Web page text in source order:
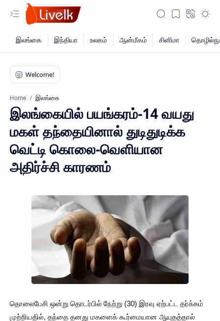
Home இலங்கை
இலங்கையில் பயங்கரம்-14 வயது
மகள் தந்தையினால் துடிதுடிக்க
வெட்டி கொலை-வெளியான
அதிர்ச்சி காரணம்
தொலைபேசி ஒன்று தொடர்பில் நேற்று (30) இரவு ஏற்பட்ட தர்க்கம்
முற்றியதில், தந்தை தனது மகளைக் கூர்மையான ஆயுதத்தால்